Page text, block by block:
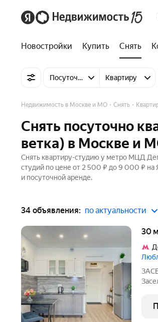
Новостройки Купить Снять
Посуточно Квартиру
Недвижимость в Москве и МО Снять
Снять посуточно
ветка) в Москве и
Снять квартиру-студию у метро МЦД
студий по цене от 2 500 ₽ до 9 000 ₽
и посуточной аренде.
34 объявления: по актуальности
30